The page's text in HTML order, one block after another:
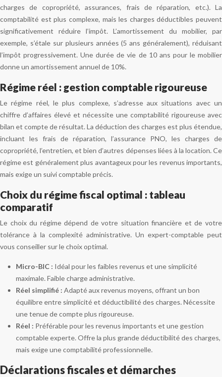
charges de copropriété, assurances, frais de réparation, etc.). La
comptabilité est plus complexe, mais les charges déductibles peuvent
significativement réduire l’impôt. L’amortissement du mobilier, par
exemple, s’étale sur plusieurs années (5 ans généralement), réduisant
l’impôt progressivement. Une durée de vie de 10 ans pour le mobilier
donne un amortissement annuel de 10%.
Régime réel : gestion comptable rigoureuse
Le régime réel, le plus complexe, s’adresse aux situations avec un
chiffre d’affaires élevé et nécessite une comptabilité rigoureuse avec
bilan et compte de résultat. La déduction des charges est plus étendue,
incluant les frais de réparation, l’assurance PNO, les charges de
copropriété, l’entretien, et bien d’autres dépenses liées à la location. Ce
régime est généralement plus avantageux pour les revenus importants,
mais exige un suivi comptable précis.
Choix du régime fiscal optimal : tableau
comparatif
Le choix du régime dépend de votre situation financière et de votre
tolérance à la complexité administrative. Un expert-comptable peut
vous conseiller sur le choix optimal.
Micro-BIC : Idéal pour les faibles revenus et une simplicité
maximale. Faible charge administrative.
Réel simplifié : Adapté aux revenus moyens, offrant un bon
équilibre entre simplicité et déductibilité des charges. Nécessite
une tenue de compte plus rigoureuse.
Réel : Préférable pour les revenus importants et une gestion
comptable experte. Offre la plus grande déductibilité des charges,
mais exige une comptabilité professionnelle.
Déclarations fiscales et démarches